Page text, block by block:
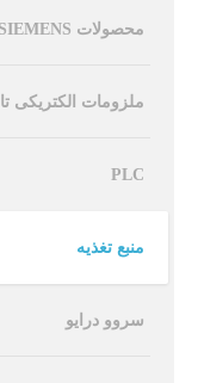
محصولات SIEMENS
ملزومات الکتریکی
PLC
منبع تغذیه
سروو درایو